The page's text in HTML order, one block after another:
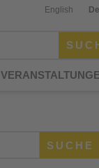
English
SUCHE